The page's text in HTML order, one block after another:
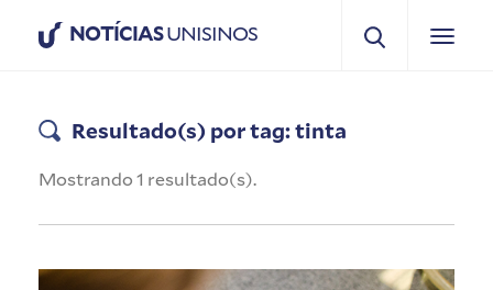
NOTÍCIASUNISINOS
Resultado(s) por tag: tinta
Mostrando 1 resultado(s).